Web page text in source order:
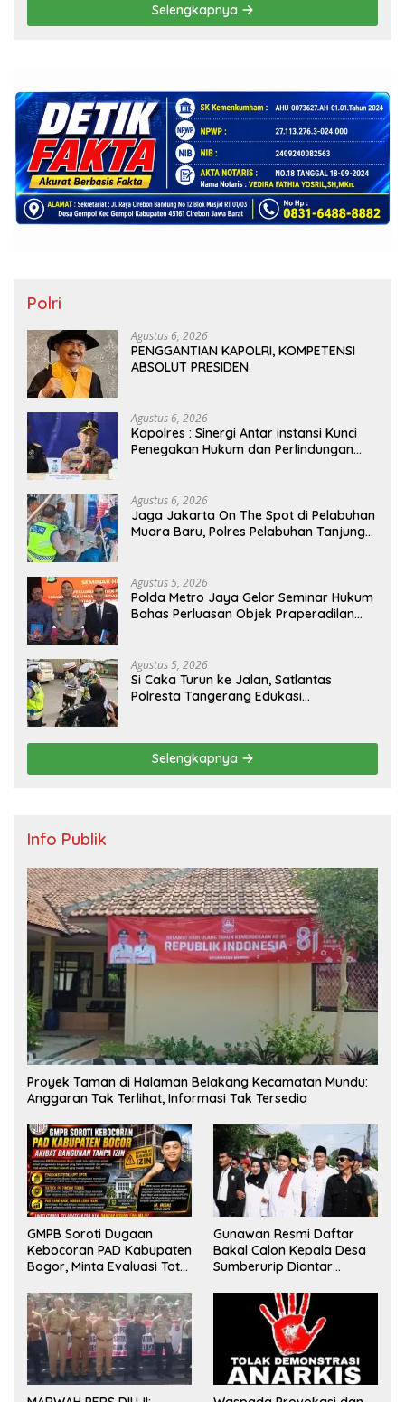
Selengkapnya
Polri
Agustus 6, 2026
PENGGANTIAN KAPOLRI, KOMPETENSI
ABSOLUT PRESIDEN
Agustus 6, 2026
Kapolres : Sinergi Antar instansi Kunci
Penegakan Hukum dan Perlindungan
Davidson Bekas.
Agustus 6, 2026
Jaga Jakarta On The Spot di Pelabuhan
Muara Baru, Polres Pelabuhan Tanjung
Agustus 5, 2026
Polda Metro Jaya Gelar Seminar Hukum
Bahas Perluasan Objek Praperadilan
Agustus 5, 2026
Si Caka Turun ke Jalan, Satlantas
Polresta Tangerang Edukasi
Selengkapnya
Info Publik
Proyek Taman di Halaman Belakang Kecamatan Mundu:
Anggaran Tak Terlihat, Informasi Tak Tersedia
GMPB Soroti Dugaan
Kebocoran PAD Kabupaten
Bogor, Minta Evaluasi Total
Tak Berizin
Gunawan Resmi Daftar
Bakal Calon Kepala Desa
Sumberurip Diantar
Pendukung ke Meja Panitia